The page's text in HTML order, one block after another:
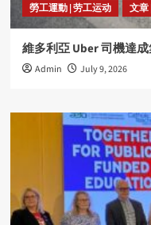
勞工運動 | 劳工运动 文章
維多利亞 Uber 司機達
Admin July 9, 2026